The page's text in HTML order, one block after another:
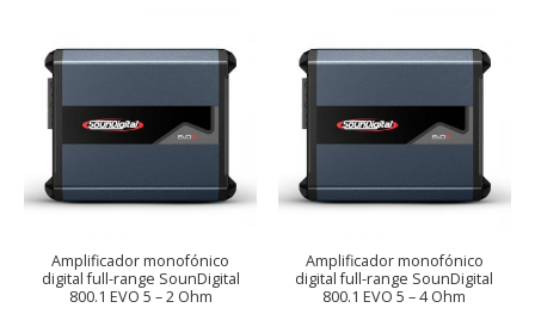
Amplificador monofónico
digital full-range SounDigital
800.1 EVO 5 – 2 Ohm
Amplificador monofónico
digital full-range SounDigital
800.1 EVO 5 – 4 Ohm